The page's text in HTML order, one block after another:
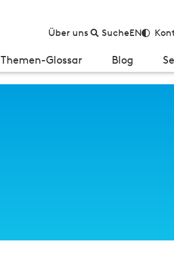
Über uns SucheEN
Themen-Glossar Blog